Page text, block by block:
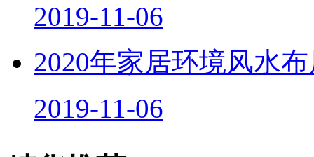
2019-11-06
2020年家居环境风水
2019-11-06